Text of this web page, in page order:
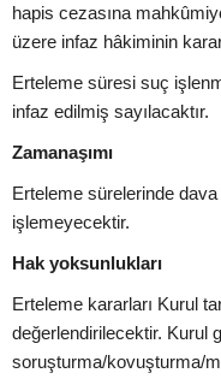
hapis cezasına
üzere infaz hâkiminin
Erteleme süresi suç
infaz edilmiş sayılacaktır.
Zamanaşımı
Erteleme sürelerinde
işlemeyecektir.
Hak yoksunlukları
Erteleme kararları Kurul
değerlendirilecektir. Kurul
soruşturma/kovuşturma/